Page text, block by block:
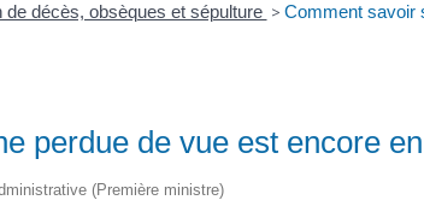
de décès, obsèques et sépulture > Comment savoir
perdue de vue est encore
(Première ministre)